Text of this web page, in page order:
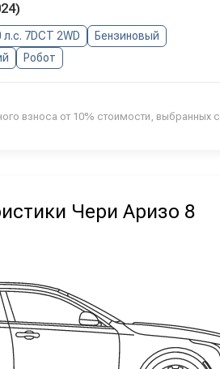
7DCT 2WD
Бензиновый
Робот
взноса от 10% стоимости, выбранных
Чери Аризо 8